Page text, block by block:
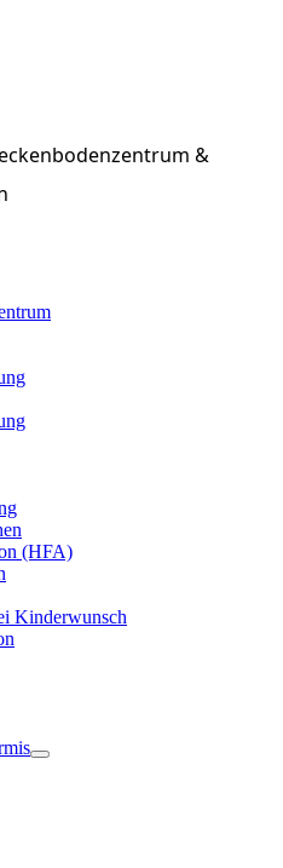
&
(HFA)
Kinderwunsch